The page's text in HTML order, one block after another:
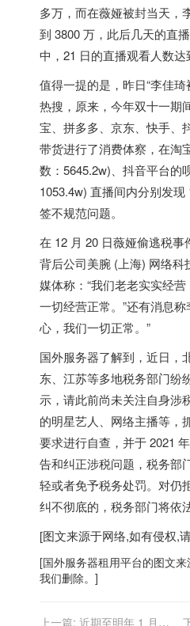
多万，而在薇娅被封当天，
到 3800 万， 此后几天的直
中，21 日的直播观看人数达
值得一提的是，昨日“李佳
热搜，原来，今年双十一期
宝、拼多多、京东、快手、
带货进行了消费体察，在淘
数：5645.2w)、抖音平台的
1053.4w) 直播间内分别发
签不规范问题。
在 12 月 20 日薇娅偷逃税
背后公司美腕 (上海) 网络
媒体称：“我们老老实实经
一切经营正常。”还有消息
心，我们一切正常。”
国外服务器了解到，近日，
东、江苏等多地税务部门纷
示，请此前尚未关注自身涉
的明星艺人、网络主播等，
要求进行自查，并于 2021
告和纠正涉税问题，税务部
轻或者免予税务处罚。对仍
纠不彻底的，税务部门将依
[图文来源于网络,如有侵权,
[国外服务器租用平台的图文
我们删除。]
上一篇: 近期至明年 1 月下